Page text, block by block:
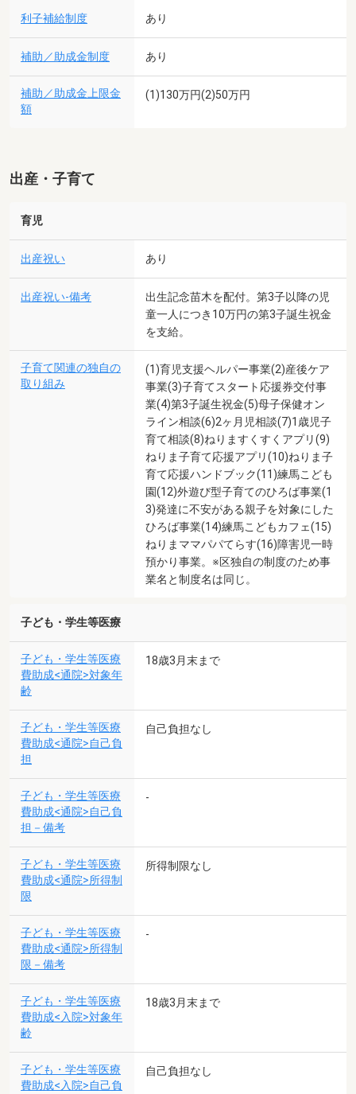
利子補給制度 あり
補助／助成金制度 あり
補助／助成金上限金
額
(1)130万円(2)50万円
出産・子育て
育児
出産祝い あり
出産祝い-備考
出生記念苗木を配付。第3子以降の児
童一人につき10万円の第3子誕生祝金
を支給。
子育て関連の独自の
取り組み
(1)育児支援ヘルパー事業(2)産後ケア
事業(3)子育てスタート応援券交付事
業(4)第3子誕生祝金(5)母子保健オン
ライン相談(6)2ヶ月児相談(7)1歳児子
育て相談(8)ねりますくすくアプリ(9)
ねりま子育て応援アプリ(10)ねりま子
育て応援ハンドブック(11)練馬こども
園(12)外遊び型子育てのひろば事業(1
3)発達に不安がある親子を対象にした
ひろば事業(14)練馬こどもカフェ(15)
ねりまママパパてらす(16)障害児一時
預かり事業。※区独自の制度のため事
業名と制度名は同じ。
子ども・学生等医療
子ども・学生等医療
費助成<通院>対象年
齢
18歳3月末まで
子ども・学生等医療
費助成<通院>自己負
担
自己負担なし
子ども・学生等医療
費助成<通院>自己負
担－備考
-
子ども・学生等医療
費助成<通院>所得制
限
所得制限なし
子ども・学生等医療
費助成<通院>所得制
限－備考
-
子ども・学生等医療
費助成<入院>対象年
齢
18歳3月末まで
子ども・学生等医療
費助成<入院>自己負
自己負担なし